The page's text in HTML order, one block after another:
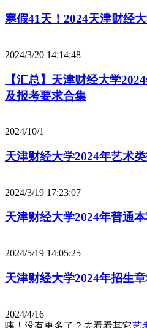
寒假41天！2024天津财经
2024/3/20 14:14:48
【汇总】天津财经大学
及报考要求合集
2024/10/1
天津财经大学2024年艺术
2024/3/19 17:23:07
天津财经大学2024年普通
2024/5/19 14:05:25
天津财经大学2024年招生
2024/4/16
咦！没有更多了？去看看其它艺